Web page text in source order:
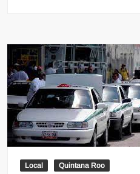
deja
tras
las
rejas
a
indígenas
Local Quintana Roo